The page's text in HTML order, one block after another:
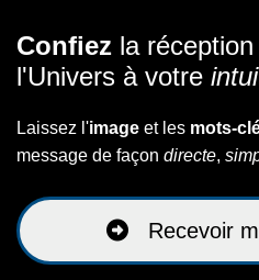
Confiez la
l'Univers à votre
Laissez l'image et les mots-
message de façon directe,
Recevoir